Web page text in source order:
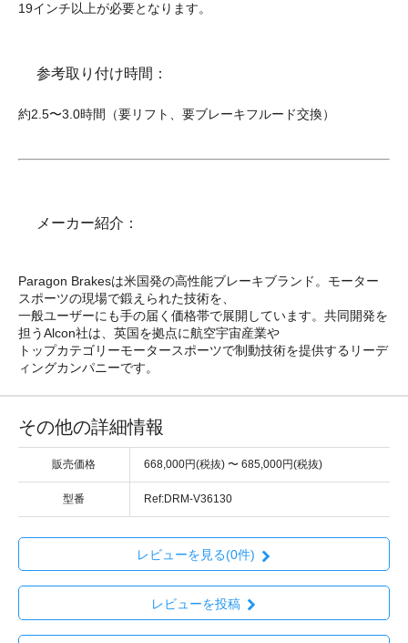
19インチ以上が必要となります。
参考取り付け時間：
約2.5〜3.0時間（要リフト、要ブレーキフルード交換）
メーカー紹介：
Paragon Brakesは米国発の高性能ブレーキブランド。モーター
スポーツの現場で鍛えられた技術を、
一般ユーザーにも手の届く価格帯で展開しています。共同開発を
担うAlcon社は、英国を拠点に航空宇宙産業や
トップカテゴリーモータースポーツで制動技術を提供するリーデ
ィングカンパニーです。
その他の詳細情報
販売価格 668,000円(税抜) 〜 685,000円(税抜)
型番 Ref:DRM-V36130
レビューを見る(0件)
レビューを投稿